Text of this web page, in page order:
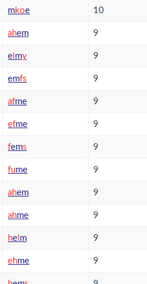
mkoe 10
ahem 9
e my 9
emfs 9
afme 9
efme 9
fems 9
fume 9
ahem 9
ahme 9
he m 9
ehme 9